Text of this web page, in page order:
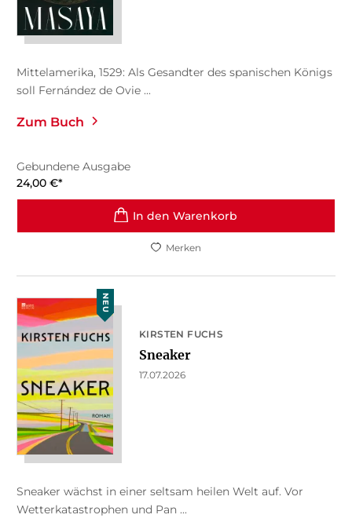
Mittelamerika, 1529: Als Gesandter des spanischen Königs
soll Fernández de Ovie ...
Zum Buch
Gebundene Ausgabe
24,00 €*
In den Warenkorb
Merken
NEU
KIRSTEN FUCHS
Sneaker
17.07.2026
Sneaker wächst in einer seltsam heilen Welt auf. Vor
Wetterkatastrophen und Pan ...